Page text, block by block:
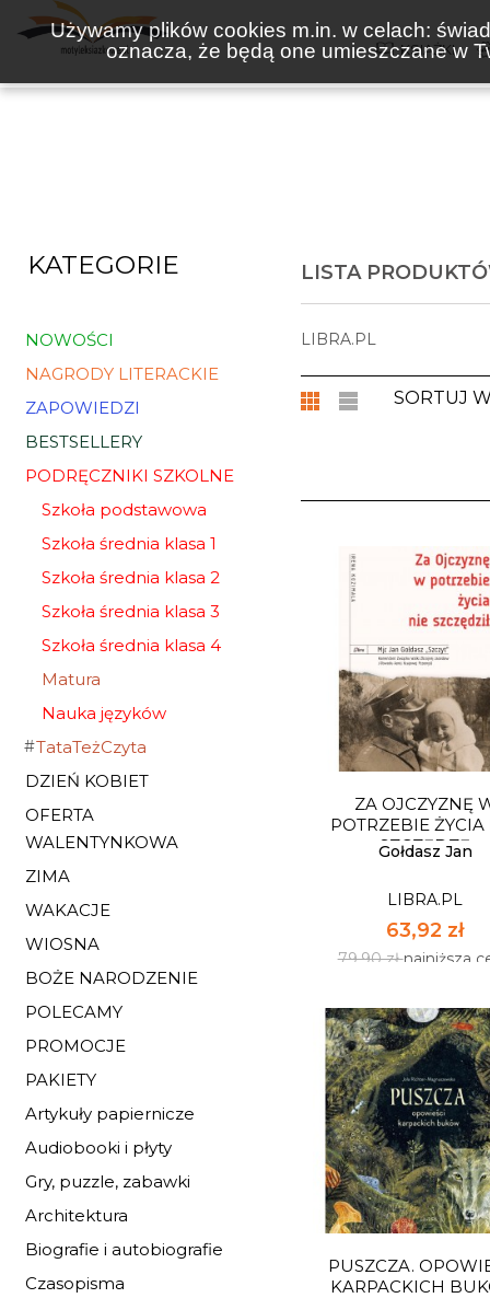
Używamy plików cookies m.in. w celach:
oznacza, że będą one umieszczane w
KSIĄŻKI
KATEGORIE
NOWOŚCI
NAGRODY LITERACKIE
ZAPOWIEDZI
BESTSELLERY
PODRĘCZNIKI SZKOLNE
Szkoła podstawowa
Szkoła średnia klasa 1
Szkoła średnia klasa 2
Szkoła średnia klasa 3
Szkoła średnia klasa 4
Matura
Nauka języków
TataTeżCzyta
DZIEŃ KOBIET
OFERTA
WALENTYNKOWA
ZIMA
WAKACJE
WIOSNA
BOŻE NARODZENIE
POLECAMY
PROMOCJE
PAKIETY
Artykuły papiernicze
Audiobooki i płyty
Gry, puzzle, zabawki
Architektura
Biografie i autobiografie
Czasopisma
LISTA
LIBRA.PL
SORTUJ
ZA OJCZYZNĘ
POTRZEBIE ŻYCIA
SZCZĘDZĘ
Gołdasz Jan
LIBRA.PL
63,92 zł
79,90 złnajniższa
ZA OJCZYZNĘ
POTRZEBIE ŻYCIA
SZCZĘDZĘ
LIBRA.PL
63,92 zł
79,90 złnajniższa
Dostępnych: 19
PUSZCZA.
KARPACKICH